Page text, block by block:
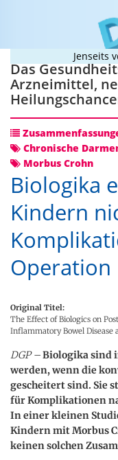
Jenseits
Das
Arzneimittel,
Chronische
Morbus Crohn
Biologika
Kindern
Operation
Original Titel:
The Effect of Biologics on
Inflammatory Bowel Disease
DGP –Biologika sind
werden, wenn die
gescheitert sind. Sie
für Komplikationen
In einer kleinen
Kindern mit Morbus
keinen solchen